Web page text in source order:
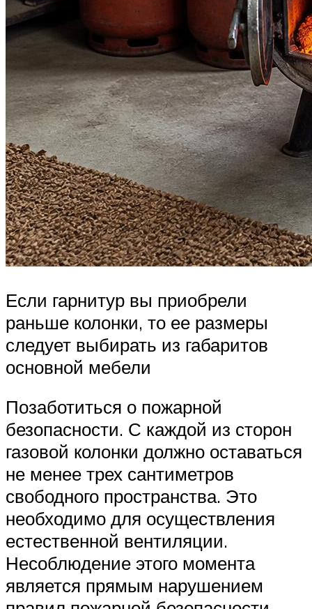
Если гарнитур вы приобрели
раньше колонки, то ее размеры
следует выбирать из габаритов
основной мебели
Позаботиться о пожарной
безопасности. С каждой из сторон
газовой колонки должно оставаться
не менее трех сантиметров
свободного пространства. Это
необходимо для осуществления
естественной вентиляции.
Несоблюдение этого момента
является прямым нарушением